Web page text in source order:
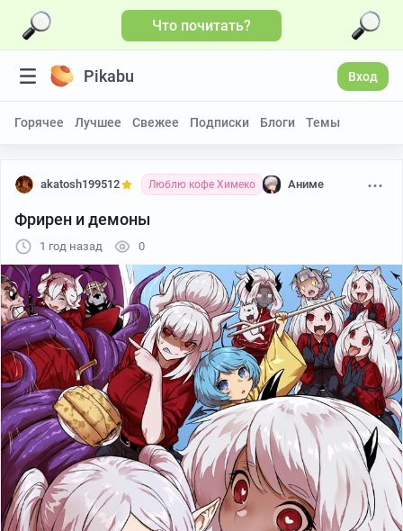
Что почитать?
Pikabu Вход
Горячее Лучшее Свежее Подписки Блоги Темы
akatosh199512 Люблю кофе Химеко Аниме
Фрирен и демоны
1 год назад 0